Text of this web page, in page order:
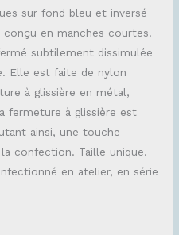
sur fond bleu et inversé
en manches courtes.
subtilement dissimulée
Elle est faite de nylon
à glissière en métal,
fermeture à glissière est
ainsi, une touche
confection. Taille unique.
en atelier, en série